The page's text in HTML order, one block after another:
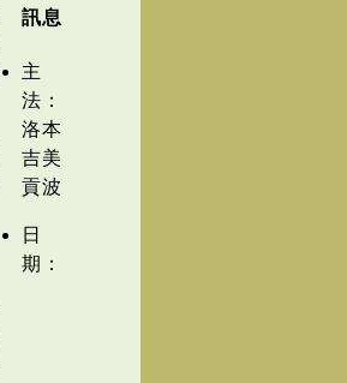
訊息
主
法：
洛本
吉美
貢波
日
期：